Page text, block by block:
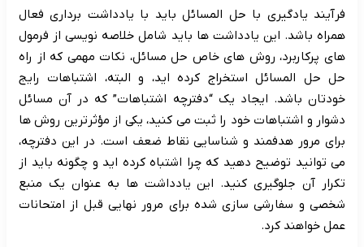
فرآیند یادگیری با حل المسائل باید با یادداشت برداری فعال
همراه باشد. این یادداشت ها باید شامل خلاصه نویسی از فرمول
های پرکاربرد، روش های خاص حل مسائل، نکات مهمی که از راه
حل حل المسائل استخراج کرده اید، و البته، اشتباهات رایج
خودتان باشد. ایجاد یک “دفترچه اشتباهات” که در آن مسائل
دشوار و اشتباهات خود را ثبت می کنید، یکی از مؤثرترین روش ها
برای مرور هدفمند و شناسایی نقاط ضعف است. در این دفترچه،
می توانید توضیح دهید که چرا اشتباه کرده اید و چگونه باید از
تکرار آن جلوگیری کنید. این یادداشت ها به عنوان یک منبع
شخصی و سفارشی سازی شده برای مرور نهایی قبل از امتحانات
عمل خواهند کرد.